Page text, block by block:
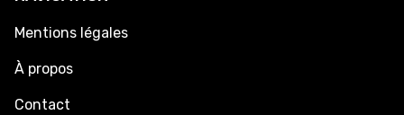
Mentions légales
À propos
Contact